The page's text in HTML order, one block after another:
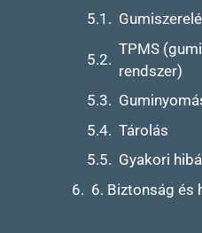
TPMS
rendszer)
Tárolás
Gyakori
6. Biztonság és